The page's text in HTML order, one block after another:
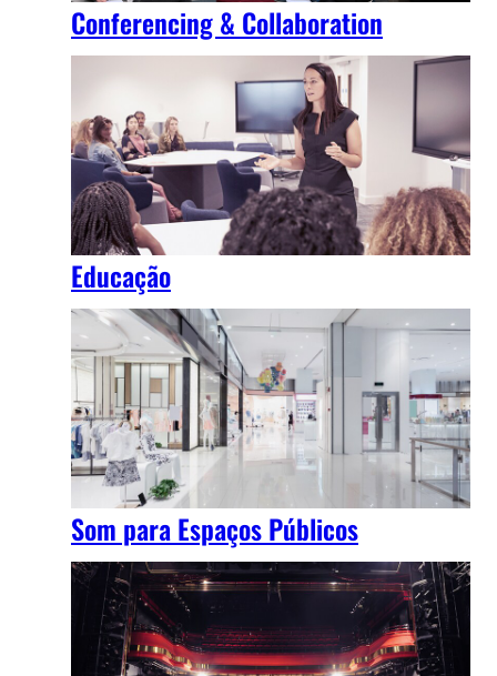
Conferencing & Collaboration
Educação
Som para Espaços Públicos